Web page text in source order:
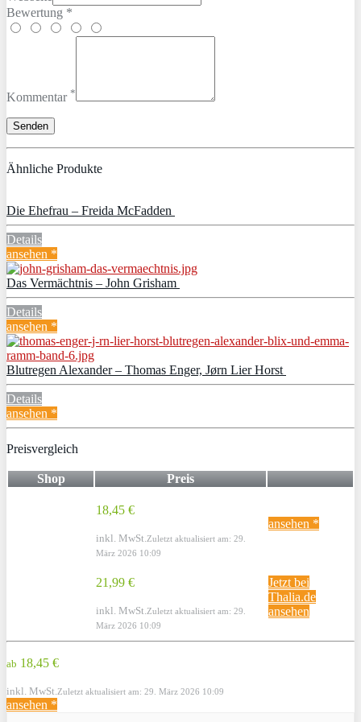
Bewertung *
Kommentar *
Ähnliche Produkte
Die Ehefrau – Freida McFadden
Details
ansehen *
Das Vermächtnis – John Grisham
Details
ansehen *
Blutregen Alexander – Thomas Enger, Jørn Lier Horst
Details
ansehen *
Preisvergleich
Shop Preis
18,45 €
inkl. MwSt. Zuletzt aktualisiert am: 29.
März 2026 10:09
ansehen *
21,99 €
inkl. MwSt. Zuletzt aktualisiert am: 29.
März 2026 10:09
Jetzt bei
Thalia.de
ansehen
ab 18,45 €
inkl. MwSt. Zuletzt aktualisiert am: 29. März 2026 10:09
ansehen *